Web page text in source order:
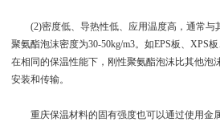
(2)密度低、导热性低、应用温度高，通常与
聚氨酯泡沫密度为30-50kg/m3。如EPS板、XPS
在相同的保温性能下，刚性聚氨酯泡沫比其他泡
安装和传输。
重庆保温材料的固有强度也可以通过使用金